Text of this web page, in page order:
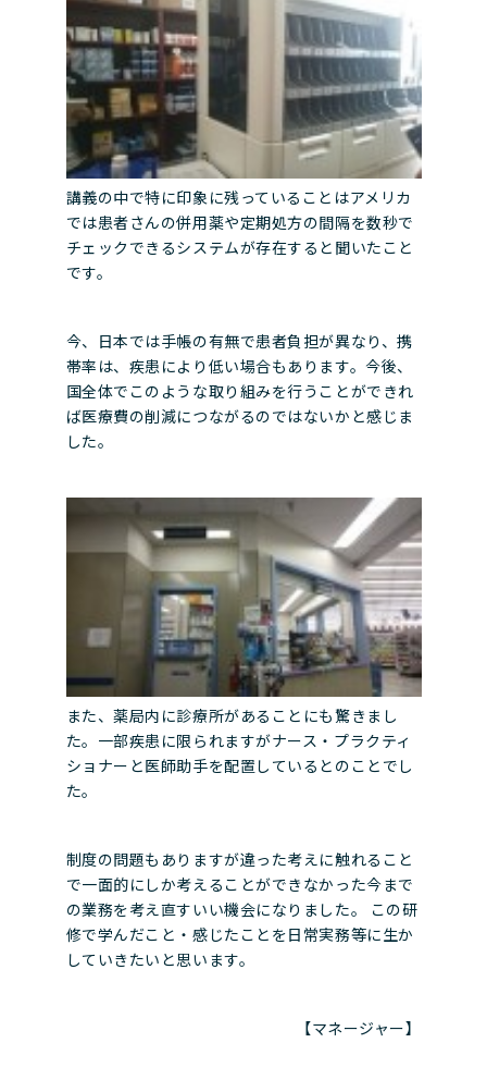
講義の中で特に印象に残っていることはアメリカ
では患者さんの併用薬や定期処方の間隔を数秒で
チェックできるシステムが存在すると聞いたこと
です。
今、日本では手帳の有無で患者負担が異なり、携
帯率は、疾患により低い場合もあります。今後、
国全体でこのような取り組みを行うことができれ
ば医療費の削減につながるのではないかと感じま
した。
また、薬局内に診療所があることにも驚きまし
た。一部疾患に限られますがナース・プラクティ
ショナーと医師助手を配置しているとのことでし
た。
制度の問題もありますが違った考えに触れること
で一面的にしか考えることができなかった今まで
の業務を考え直すいい機会になりました。 この研
修で学んだこと・感じたことを日常実務等に生か
していきたいと思います。
【マネージャー】